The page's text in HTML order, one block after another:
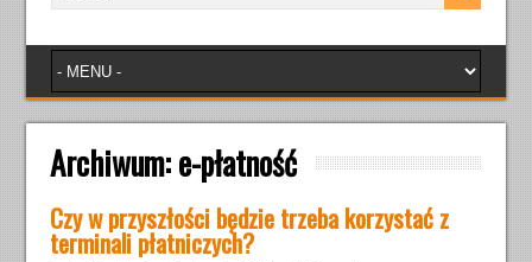
Archiwum:e-płatność
Czy w przyszłości będzie trzeba korzystać z
terminali płatniczych?